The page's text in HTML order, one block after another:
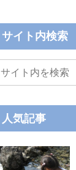
サイト内検索
人気記事